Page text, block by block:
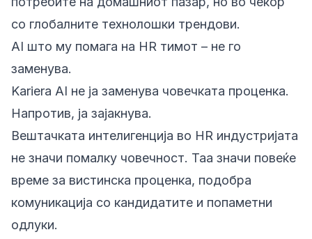
со глобалните технолошки трендови.
AI што му помага на HR тимот – не го
заменува.
Kariera AI не ја заменува човечката проценка.
Напротив, ја зајакнува.
Вештачката интелигенција во HR индустријата
не значи помалку човечност. Таа значи повеќе
време за вистинска проценка, подобра
комуникација со кандидатите и попаметни
одлуки.